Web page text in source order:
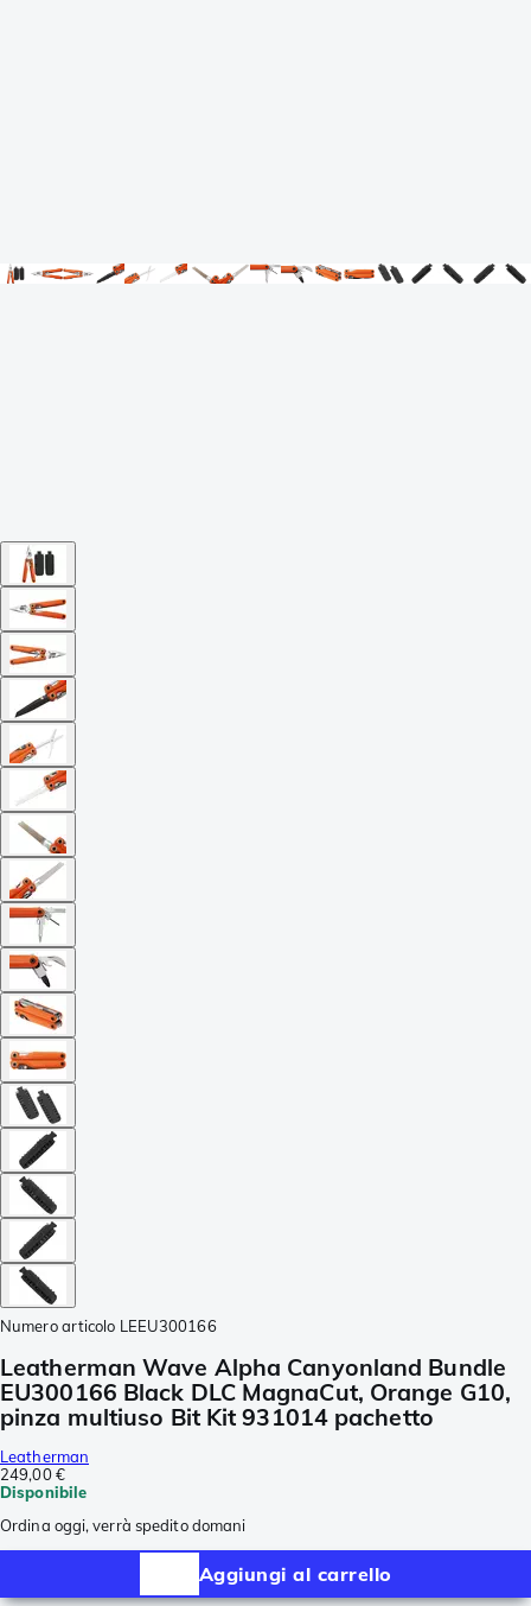
Numero articolo LEEU300166
Leatherman Wave Alpha Canyonland Bundle
EU300166 Black DLC MagnaCut, Orange G10,
pinza multiuso Bit Kit 931014 pachetto
Leatherman
249,00 €
Disponibile
Ordina oggi, verrà spedito domani
Aggiungi al carrello